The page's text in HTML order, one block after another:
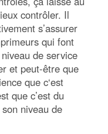
contrôler. Il
s’assurer
qui font
de service
et peut-être que
que c‘est
que c’est du
niveau de